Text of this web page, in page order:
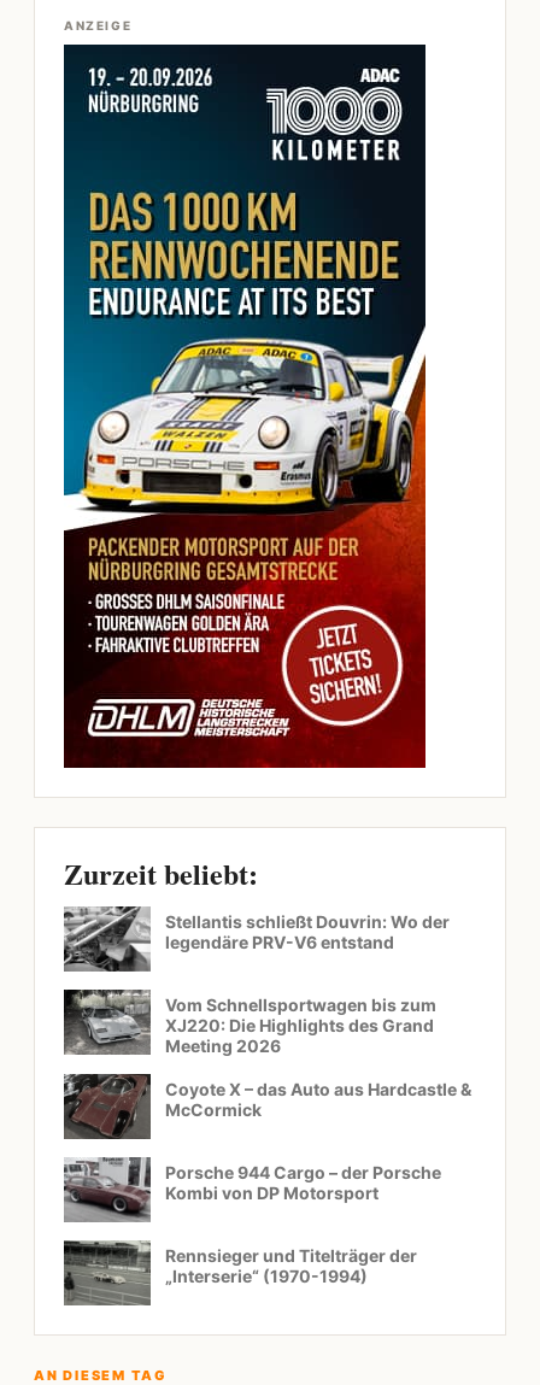
ANZEIGE
Zurzeit beliebt:
Stellantis schließt Douvrin: Wo der
legendäre PRV-V6 entstand
Vom Schnellsportwagen bis zum
XJ220: Die Highlights des Grand
Meeting 2026
Coyote X – das Auto aus Hardcastle &
McCormick
Porsche 944 Cargo – der Porsche
Kombi von DP Motorsport
Rennsieger und Titelträger der
„Interserie“ (1970-1994)
AN DIESEM TAG